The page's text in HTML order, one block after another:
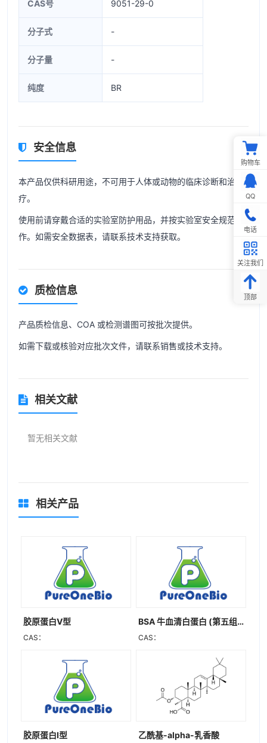
CAS号 9051-29-0
分子式 -
分子量 -
纯度 BR
安全信息
本产品仅供科研用途，不可用于人体或动物的临床诊断和治
疗。
使用前请穿戴合适的实验室防护用品，并按实验室安全规范操
作。如需安全数据表，请联系技术支持获取。
质检信息
产品质检信息、COA 或检测谱图可按批次提供。
如需下载或核验对应批次文件，请联系销售或技术支持。
相关文献
暂无相关文献
相关产品
胶原蛋白V型
CAS：
BSA 牛血清白蛋白 (第五组分)
CAS：
胶原蛋白I型 乙酰基-alpha-乳香酸
购物车
QQ
电话
关注我们
顶部